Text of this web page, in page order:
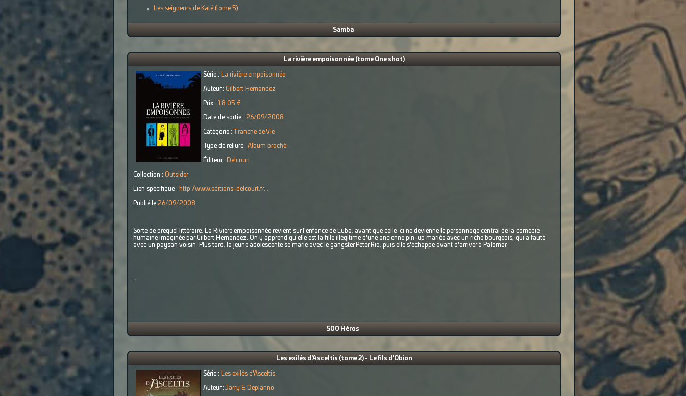
Les seigneurs de Katé (tome 5)
Samba
La rivière empoisonnée (tome One shot)
Série : La rivière empoisonnée
Auteur : Gilbert Hernandez
Prix : 18.05 €
Date de sortie : 26/09/2008
Catégorie : Tranche de Vie
Type de reliure : Album broché
Éditeur : Delcourt
Collection : Outsider
Lien spécifique : http://www.editions-delcourt.fr...
Publié le 26/09/2008
Sorte de prequel littéraire, La Rivière empoisonnée revient sur l'enfance de Luba, avant que celle-ci ne devienne le personnage central de la comédie
humaine imaginée par Gilbert Hernandez. On y apprend qu'elle est la fille illégitime d'une ancienne pin-up mariée avec un riche bourgeois, qui a fauté
avec un paysan voisin. Plus tard, la jeune adolescente se marie avec le gangster Peter Rio, puis elle s'échappe avant d'arriver à Palomar.
-
500 Héros
Les exilés d'Asceltis (tome 2) - Le fils d'Obion
Série : Les exilés d'Asceltis
Auteur : Jarry & Deplanno